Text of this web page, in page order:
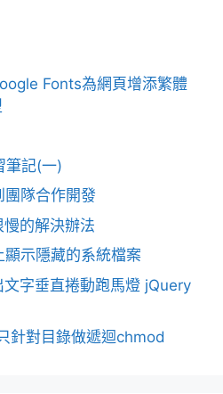
Fonts為網頁增添繁體
筆記(一)
團隊合作開發
的解決辦法
示隱藏的系統檔案
字垂直捲動跑馬燈 jQuery
針對目錄做遞迴chmod